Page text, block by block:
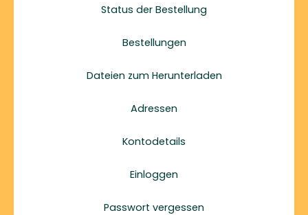
Status der Bestellung
Bestellungen
Dateien zum Herunterladen
Adressen
Kontodetails
Einloggen
Passwort vergessen